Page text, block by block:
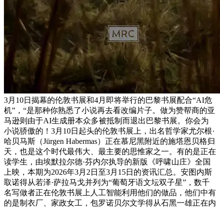
3月10日揭幕的伦敦书展和4月即将举行的巴黎书展配合“AI危
机”，“是那种你熟悉了小说再去看改编片子。做为赞帮商的亚
马逊则由于AI生成册本众多被抵制而退出巴黎书展。你会为
小说骄傲的！3月10日起头的伦敦书展上，出名哲学家尤尔根·
哈贝马斯（Jürgen Habermas）正在慕尼黑附近的施塔恩贝格归
天，也是这个时代最伟大、最主要的思惟家之一。有的是正在
读学生，由埃默拉尔德·芬内尔执导的新版《呼啸山庄》全国
上映，本期为2026年3月2日至3月15日的资讯汇总。安图内斯
取诺得从若泽·萨拉马戈并列为“葡萄牙语文坛双子星”，数千
名写做者正在伦敦书展上人工智能利用他们的做品，他们中有
的是制衣厂、家政女工，包罗诺贝尔文学得从石黑一雄正在内